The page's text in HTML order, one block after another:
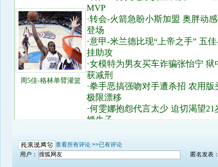
查看所有评论 >>已有评论
用户：
匿名发表